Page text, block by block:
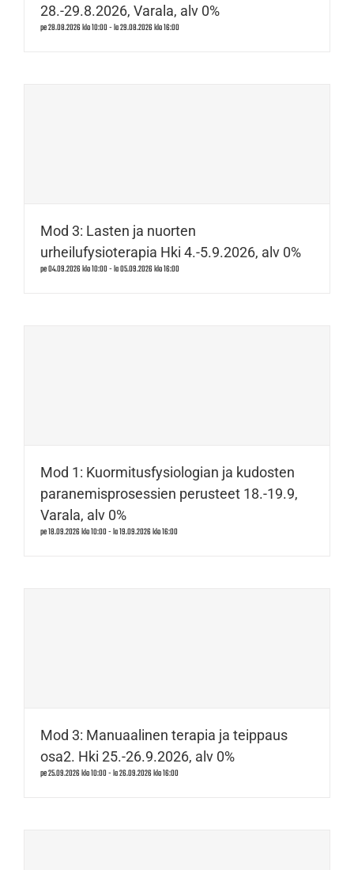
28.-29.8.2026, Varala, alv 0%
pe 28.08.2026 klo 10:00-la 29.08.2026 klo 16:00
Mod 3: Lasten ja nuorten
urheilufysioterapia Hki 4.-5.9.2026, alv 0%
pe 04.09.2026 klo 10:00-la 05.09.2026 klo 16:00
Mod 1: Kuormitusfysiologian ja kudosten
paranemisprosessien perusteet 18.-19.9,
Varala, alv 0%
pe 18.09.2026 klo 10:00-la 19.09.2026 klo 16:00
Mod 3: Manuaalinen terapia ja teippaus
osa2. Hki 25.-26.9.2026, alv 0%
pe 25.09.2026 klo 10:00-la 26.09.2026 klo 16:00